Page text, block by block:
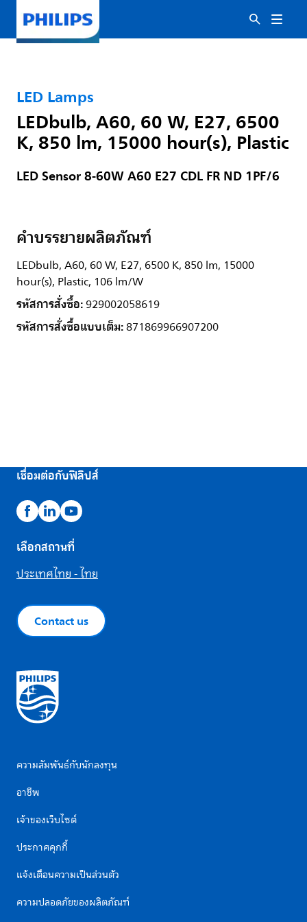
LED Lamps
LEDbulb, A60, 60 W, E27, 6500
K, 850 lm, 15000 hour(s), Plastic
LED Sensor 8-60W A60 E27 CDL FR ND 1PF/6
คำบรรยายผลิตภัณฑ์
LEDbulb, A60, 60 W, E27, 6500 K, 850 lm, 15000
hour(s), Plastic, 106 lm/W
รหัสการสั่งซื้อ:929002058619
รหัสการสั่งซื้อแบบเต็ม:871869966907200
เชื่อมต่อกับฟิลิปส์
เลือกสถานที่
ประเทศไทย - ไทย
Contact us
ความสัมพันธ์กับนักลงทุน
อาชีพ
เจ้าของเว็บไซต์
ประกาศคุกกี้
แจ้งเตือนความเป็นส่วนตัว
ความปลอดภัยของผลิตภัณฑ์